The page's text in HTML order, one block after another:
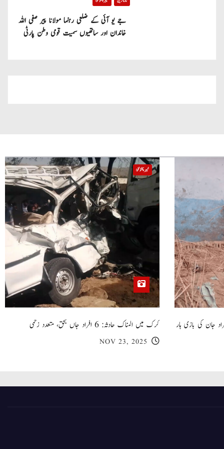
جے یو آئی کے ضلعی رہنما مولانا پیر صفی اللہ
خاندان اور ساتھیوں سمیت قومی وطن پارٹی
گھر کی چھت گرنے کا سانحہ: 5 افراد جان کی بازی ہار
خیبر پختونخوا
کرک میں المناک حادثہ: 6 افراد جاں بحق، متعدد زخمی
NOV 23, 2025